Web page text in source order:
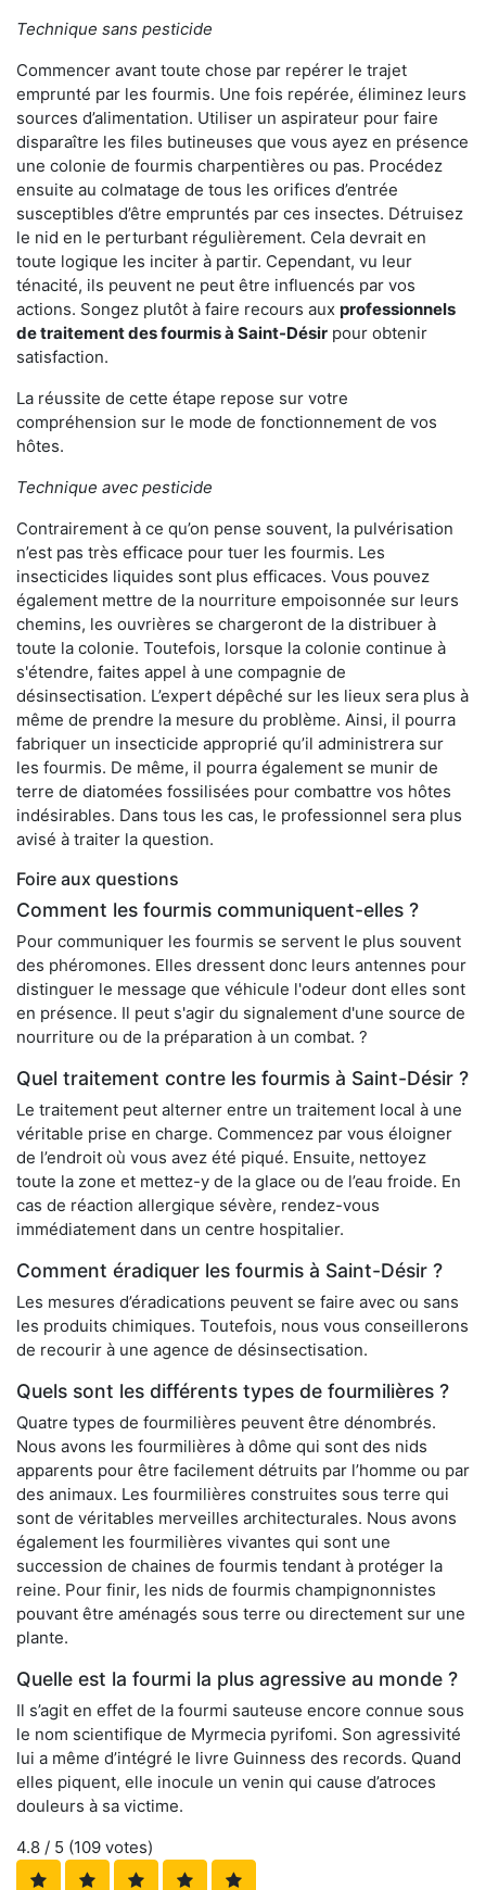
Technique sans pesticide
Commencer avant toute chose par repérer le trajet
emprunté par les fourmis. Une fois repérée, éliminez leurs
sources d’alimentation. Utiliser un aspirateur pour faire
disparaître les files butineuses que vous ayez en présence
une colonie de fourmis charpentières ou pas. Procédez
ensuite au colmatage de tous les orifices d’entrée
susceptibles d’être empruntés par ces insectes. Détruisez
le nid en le perturbant régulièrement. Cela devrait en
toute logique les inciter à partir. Cependant, vu leur
ténacité, ils peuvent ne peut être influencés par vos
actions. Songez plutôt à faire recours aux professionnels
de traitement des fourmis à Saint-Désir pour obtenir
satisfaction.
La réussite de cette étape repose sur votre
compréhension sur le mode de fonctionnement de vos
hôtes.
Technique avec pesticide
Contrairement à ce qu’on pense souvent, la pulvérisation
n’est pas très efficace pour tuer les fourmis. Les
insecticides liquides sont plus efficaces. Vous pouvez
également mettre de la nourriture empoisonnée sur leurs
chemins, les ouvrières se chargeront de la distribuer à
toute la colonie. Toutefois, lorsque la colonie continue à
s'étendre, faites appel à une compagnie de
désinsectisation. L’expert dépêché sur les lieux sera plus à
même de prendre la mesure du problème. Ainsi, il pourra
fabriquer un insecticide approprié qu’il administrera sur
les fourmis. De même, il pourra également se munir de
terre de diatomées fossilisées pour combattre vos hôtes
indésirables. Dans tous les cas, le professionnel sera plus
avisé à traiter la question.
Foire aux questions
Comment les fourmis communiquent-elles ?
Pour communiquer les fourmis se servent le plus souvent
des phéromones. Elles dressent donc leurs antennes pour
distinguer le message que véhicule l'odeur dont elles sont
en présence. Il peut s'agir du signalement d'une source de
nourriture ou de la préparation à un combat. ?
Quel traitement contre les fourmis à Saint-Désir ?
Le traitement peut alterner entre un traitement local à une
véritable prise en charge. Commencez par vous éloigner
de l’endroit où vous avez été piqué. Ensuite, nettoyez
toute la zone et mettez-y de la glace ou de l’eau froide. En
cas de réaction allergique sévère, rendez-vous
immédiatement dans un centre hospitalier.
Comment éradiquer les fourmis à Saint-Désir ?
Les mesures d’éradications peuvent se faire avec ou sans
les produits chimiques. Toutefois, nous vous conseillerons
de recourir à une agence de désinsectisation.
Quels sont les différents types de fourmilières ?
Quatre types de fourmilières peuvent être dénombrés.
Nous avons les fourmilières à dôme qui sont des nids
apparents pour être facilement détruits par l’homme ou par
des animaux. Les fourmilières construites sous terre qui
sont de véritables merveilles architecturales. Nous avons
également les fourmilières vivantes qui sont une
succession de chaines de fourmis tendant à protéger la
reine. Pour finir, les nids de fourmis champignonnistes
pouvant être aménagés sous terre ou directement sur une
plante.
Quelle est la fourmi la plus agressive au monde ?
Il s’agit en effet de la fourmi sauteuse encore connue sous
le nom scientifique de Myrmecia pyrifomi. Son agressivité
lui a même d’intégré le livre Guinness des records. Quand
elles piquent, elle inocule un venin qui cause d’atroces
douleurs à sa victime.
4.8 / 5 (109 votes)